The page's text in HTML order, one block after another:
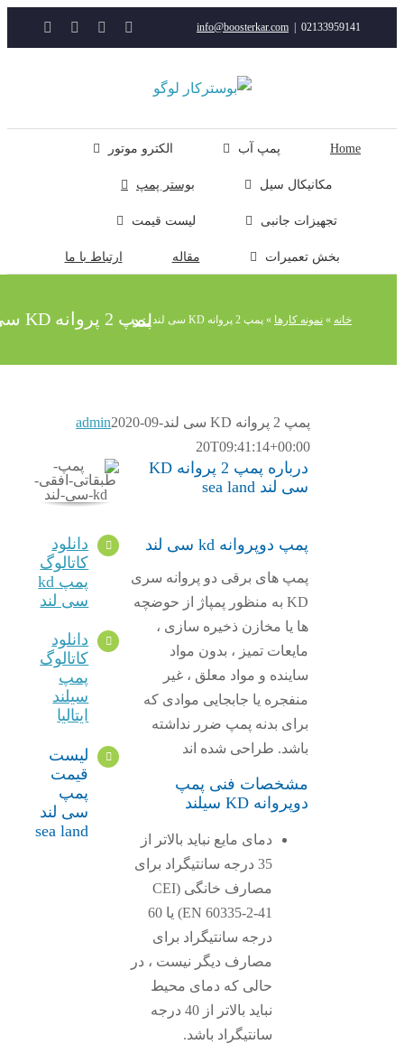
|
info@boosterkar.com
YouTube
Instagram
Rss ایمیل
الکترو موتور
مکانیکال سیل بوستر پمپ
تجهیزات جانبی لیست قیمت
بخش تعمیرات ارتباط با ما
پمپ 2 پروانه KD سی لند نمونه کارها»پمپ 2 پروانه KD سی لند
admin2020-09-
20T09:41:14+00:00
درباره پمپ 2 پروانه KD
سی لند sea land
پمپ دوپروانه kd سی لند
پمپ های برقی دو پروانه سری
KD به منظور پمپاژ از حوضچه
ها یا مخازن ذخیره سازی ،
مایعات تمیز ، بدون مواد
ساینده و مواد معلق ، غیر
منفجره یا جابجایی موادی که
برای بدنه پمپ ضرر نداشته
باشد. طراحی شده اند
مشخصات فنی پمپ
دوپروانه KD سیلند
دمای مایع نباید بالاتر از
35 درجه سانتیگراد برای
مصارف خانگی (CEI
EN 60335-2-41) یا 60
درجه سانتیگراد برای
مصارف دیگر نیست ، در
حالی که دمای محیط
نباید بالاتر از 40 درجه
سانتیگراد باشد.
دانلود
کاتالوگ
پمپ kd
سی لند
دانلود
کاتالوگ
لیست
قیمت
سی لند
sea land